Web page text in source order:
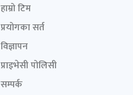
हाम्रो टिम
प्रयोगका सर्त
विज्ञापन
प्राइभेसी पोलिसी
सम्पर्क